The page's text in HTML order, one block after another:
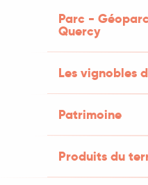
Parc -
Quercy
Les vignobles
Patrimoine
Produits du
historique mais plus
pause dans notre
Possibilité
dans tous les cas,
Cahors sont
ou en bus